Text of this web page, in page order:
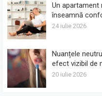
Un apartament
înseamnă
24 iulie 2026
Nuanțele
efect vizibil de
20 iulie 2026